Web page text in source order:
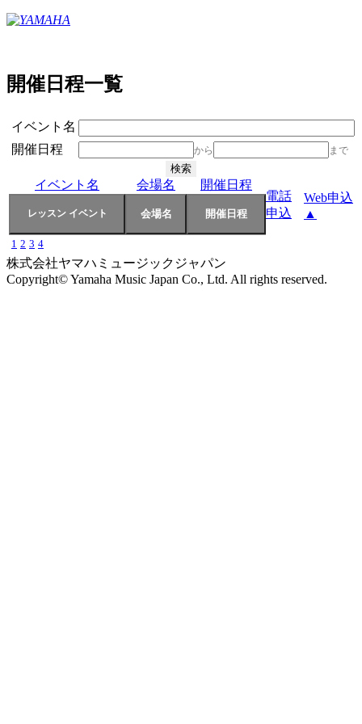
開催日程一覧
イベント名
開催日程
から まで
イベント名 会場名
開催日程
電話
申込
Web申込
▲
1 2 3 4
株式会社ヤマハミュージックジャパン
Copyright© Yamaha Music Japan Co., Ltd. All rights reserved.